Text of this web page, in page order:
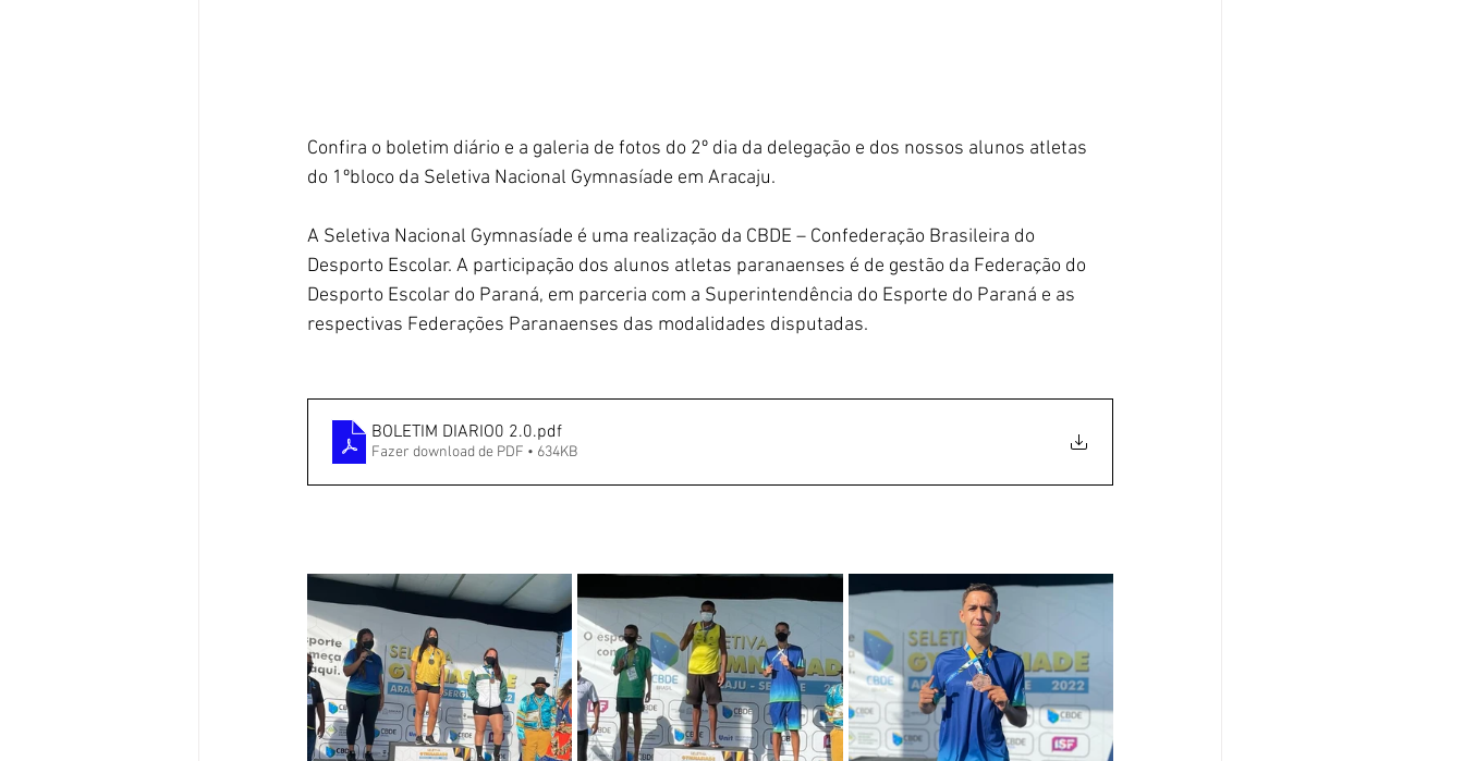
Confira o boletim diário e a galeria de fotos do 2º dia da delegação e dos nossos alunos atletas
do 1ºbloco da Seletiva Nacional Gymnasíade em Aracaju.
A Seletiva Nacional Gymnasíade é uma realização da CBDE – Confederação Brasileira do
Desporto Escolar. A participação dos alunos atletas paranaenses é de gestão da Federação do
Desporto Escolar do Paraná, em parceria com a Superintendência do Esporte do Paraná e as
respectivas Federações Paranaenses das modalidades disputadas.
BOLETIM DIARIO0 2.0.pdf
Fazer download de PDF • 634KB